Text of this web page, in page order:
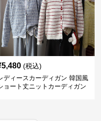
5,480 (税込)
ディースカーディガン 韓国風
ョート丈ニットカーディガン